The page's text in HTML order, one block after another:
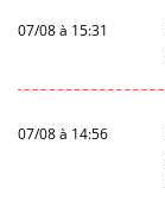
07/08 à 15:31
07/08 à 14:56